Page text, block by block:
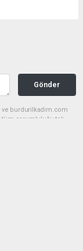
Gönder
ve burdurilkadim.com
tüm sorumluluğu tek